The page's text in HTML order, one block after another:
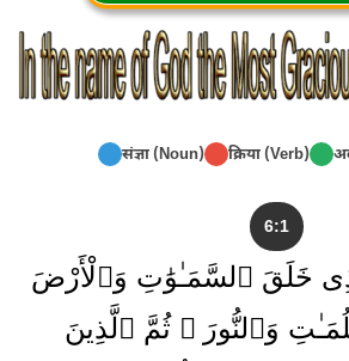
संज्ञा (Noun) क्रिया (Verb)
6:1
خَلَقَ ٱلسَّمَـٰوَٰتِ وَٱلْأَرْضَ
وَٱلنُّورَ ۖ ثُمَّ ٱلَّذِينَ